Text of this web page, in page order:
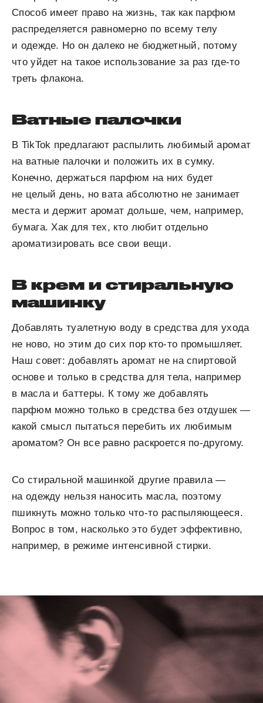
Способ имеет право на жизнь, так как парфюм
распределяется равномерно по всему телу
и одежде. Но он далеко не бюджетный, потому
что уйдет на такое использование за раз где-то
треть флакона.
Ватные палочки
В TikTok предлагают распылить любимый аромат
на ватные палочки и положить их в сумку.
Конечно, держаться парфюм на них будет
не целый день, но вата абсолютно не занимает
места и держит аромат дольше, чем, например,
бумага. Хак для тех, кто любит отдельно
ароматизировать все свои вещи.
В крем и стиральную
машинку
Добавлять туалетную воду в средства для ухода
не ново, но этим до сих пор кто-то промышляет.
Наш совет: добавлять аромат не на спиртовой
основе и только в средства для тела, например
в масла и баттеры. К тому же добавлять
парфюм можно только в средства без отдушек —
какой смысл пытаться перебить их любимым
ароматом? Он все равно раскроется по-другому.
Со стиральной машинкой другие правила —
на одежду нельзя наносить масла, поэтому
пшикнуть можно только что-то распыляющееся.
Вопрос в том, насколько это будет эффективно,
например, в режиме интенсивной стирки.